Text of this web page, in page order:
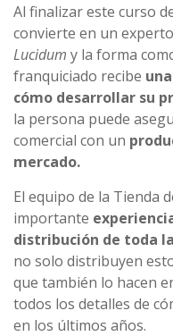
Al finalizar este curso
convierte en un
Lucidum y la forma
franquiciado recibe
cómo desarrollar su
la persona puede
comercial con un
mercado.
El equipo de la Tienda
importante
distribución de toda
no solo distribuyen
que también lo hacen
todos los detalles de
en los últimos años.